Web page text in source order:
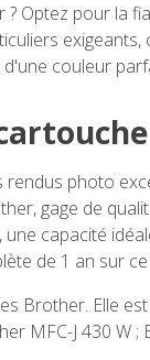
Optez pour la
couleur
rendus photo
gage de
une capacité
de 1 an sur
Brother. Elle
MFC-J 430 W